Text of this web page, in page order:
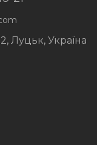
Луцьк, Україна